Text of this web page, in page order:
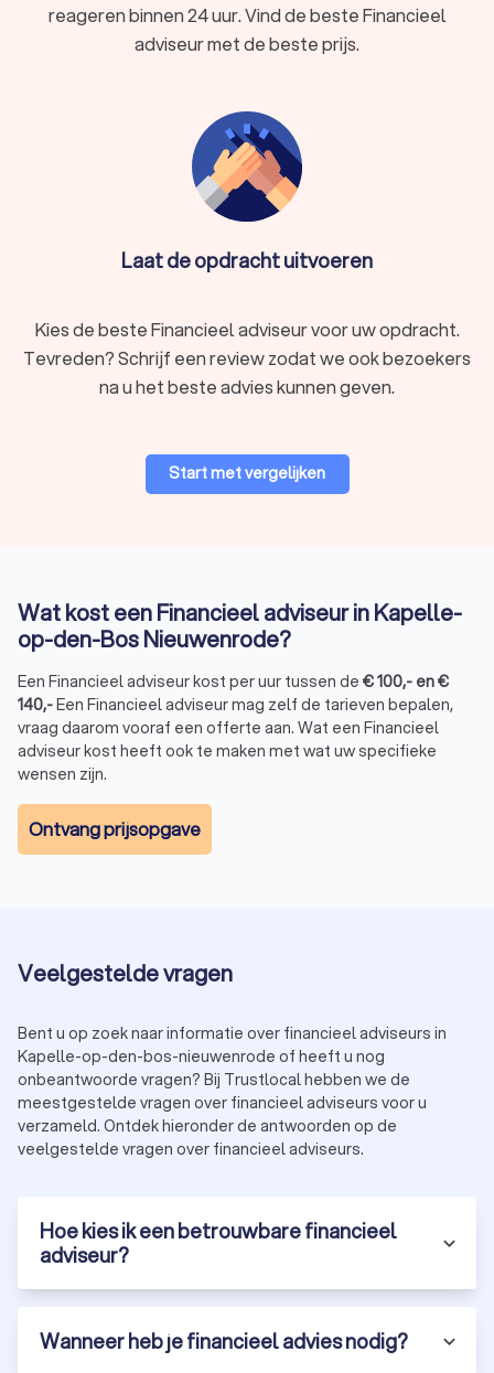
reageren binnen 24 uur. Vind de beste Financieel
adviseur met de beste prijs.
Laat de opdracht uitvoeren
Kies de beste Financieel adviseur voor uw opdracht.
Tevreden? Schrijf een review zodat we ook bezoekers
na u het beste advies kunnen geven.
Start met vergelijken
Wat kost een Financieel adviseur in Kapelle-
op-den-Bos Nieuwenrode?
Een Financieel adviseur kost per uur tussen de €100,- en€
140,-Een Financieel adviseur mag zelf de tarieven bepalen,
vraag daarom vooraf een offerte aan. Wat een Financieel
adviseur kost heeft ook te maken met wat uw specifieke
wensen zijn.
Ontvang prijsopgave
Veelgestelde vragen
Bent u op zoek naar informatie over financieel adviseurs in
Kapelle-op-den-bos-nieuwenrode of heeft u nog
onbeantwoorde vragen? Bij Trustlocal hebben we de
meestgestelde vragen over financieel adviseurs voor u
verzameld. Ontdek hieronder de antwoorden op de
veelgestelde vragen over financieel adviseurs.
Hoe kies ik een betrouwbare financieel
adviseur?
Wanneer heb je financieel advies nodig?